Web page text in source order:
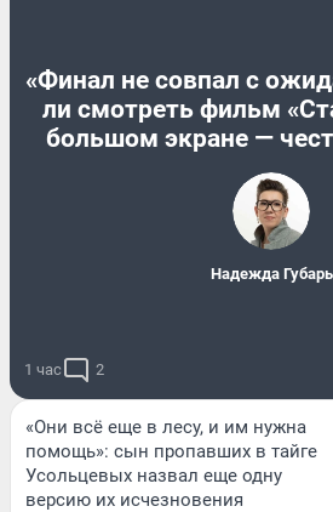
«Финал не совпал с
ли смотреть фильм
большом экране —
Надежда Губарь
1 час 2
«Они всё еще в лесу, и им нужна
помощь»: сын пропавших в тайге
Усольцевых назвал еще одну
версию их исчезновения